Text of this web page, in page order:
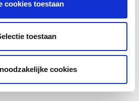
cookies toestaan
toestaan
cookies
die relevant zijn voor de
de inschrijving kiest iedere
In september volgt meer
en opzet van elke